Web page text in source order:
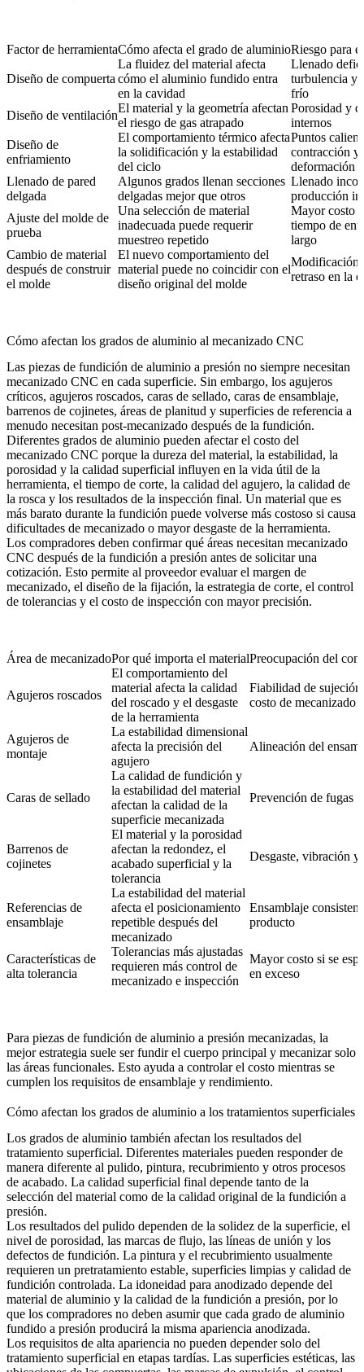
Factor de herramientaCómo afecta el grado de aluminioRiesgo para
Diseño de compuerta
La fluidez del material afecta
cómo el aluminio fundido entra
en la cavidad
Llenado
turbulencia y
frío
Diseño de ventilación
El material y la geometría afectan
el riesgo de gas atrapado
Porosidad y
internos
Diseño de
enfriamiento
El comportamiento térmico afecta
la solidificación y la estabilidad
del ciclo
Puntos
contracción y
deformación
Llenado de pared
delgada
Algunos grados llenan secciones
delgadas mejor que otros
Llenado
producción
Ajuste del molde de
prueba
Una selección de material
inadecuada puede requerir
muestreo repetido
Mayor costo
tiempo de
largo
Cambio de material
después de construir
el molde
El nuevo comportamiento del
material puede no coincidir con el
diseño original del molde
Modificación
retraso en la
Cómo afectan los grados de aluminio al mecanizado CNC
Las piezas de fundición de aluminio a presión no siempre necesitan
mecanizado CNC en cada superficie. Sin embargo, los agujeros
críticos, agujeros roscados, caras de sellado, caras de ensamblaje,
barrenos de cojinetes, áreas de planitud y superficies de referencia a
menudo necesitan post-mecanizado después de la fundición.
Diferentes grados de aluminio pueden afectar el costo del
mecanizado CNC porque la dureza del material, la estabilidad, la
porosidad y la calidad superficial influyen en la vida útil de la
herramienta, el tiempo de corte, la calidad del agujero, la calidad de
la rosca y los resultados de la inspección final. Un material que es
más barato durante la fundición puede volverse más costoso si causa
dificultades de mecanizado o mayor desgaste de la herramienta.
Los compradores deben confirmar qué áreas necesitan mecanizado
CNC después de la fundición a presión antes de solicitar una
cotización. Esto permite al proveedor evaluar el margen de
mecanizado, el diseño de la fijación, la estrategia de corte, el control
de tolerancias y el costo de inspección con mayor precisión.
Área de mecanizadoPor qué importa el materialPreocupación del
Agujeros roscados
El comportamiento del
material afecta la calidad
del roscado y el desgaste
de la herramienta
Fiabilidad de
costo de mecanizado
Agujeros de
montaje
La estabilidad dimensional
afecta la precisión del
agujero
Alineación del
Caras de sellado
La calidad de fundición y
la estabilidad del material
afectan la calidad de la
superficie mecanizada
Prevención de fugas
Barrenos de
cojinetes
El material y la porosidad
afectan la redondez, el
acabado superficial y la
tolerancia
Desgaste, vibración y
Referencias de
ensamblaje
La estabilidad del material
afecta el posicionamiento
repetible después del
mecanizado
Ensamblaje
producto
Características de
alta tolerancia
Tolerancias más ajustadas
requieren más control de
mecanizado e inspección
Mayor costo si se
en exceso
Para piezas de fundición de aluminio a presión mecanizadas, la
mejor estrategia suele ser fundir el cuerpo principal y mecanizar solo
las áreas funcionales. Esto ayuda a controlar el costo mientras se
cumplen los requisitos de ensamblaje y rendimiento.
Cómo afectan los grados de aluminio a los tratamientos superficiales
Los grados de aluminio también afectan los resultados del
tratamiento superficial. Diferentes materiales pueden responder de
manera diferente al pulido, pintura, recubrimiento y otros procesos
de acabado. La calidad superficial final depende tanto de la
selección del material como de la calidad original de la fundición a
presión.
Los resultados del pulido dependen de la solidez de la superficie, el
nivel de porosidad, las marcas de flujo, las líneas de unión y los
defectos de fundición. La pintura y el recubrimiento usualmente
requieren un pretratamiento estable, superficies limpias y calidad de
fundición controlada. La idoneidad para anodizado depende del
material de aluminio y la calidad de la fundición a presión, por lo
que los compradores no deben asumir que cada grado de aluminio
fundido a presión producirá la misma apariencia anodizada.
Los requisitos de alta apariencia no pueden depender solo del
tratamiento superficial en etapas tardías. Las superficies estéticas, las